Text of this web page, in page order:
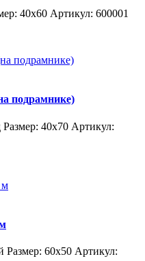
40x60 Артикул: 600001
подрамнике)
Размер: 40x70 Артикул:
Размер: 60x50 Артикул: